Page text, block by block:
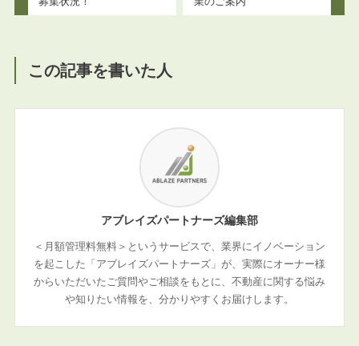
この記事を書いた人
アブレイズパートナーズ編集部
＜月額管理料無料＞というサービスで、業界にイノベーション
を起こした「アブレイズパートナーズ」が、実際にオーナー様
からいただいたご質問やご相談をもとに、不動産に関する悩み
や知りたい情報を、分かりやすくお届けします。